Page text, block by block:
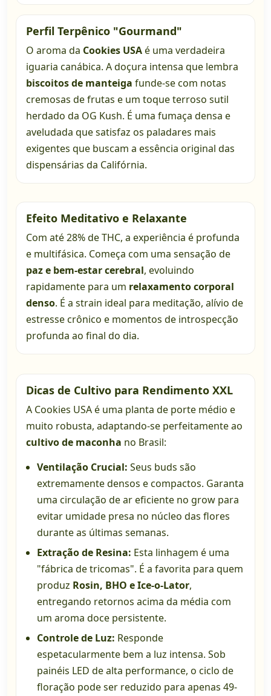
Perfil Terpênico "Gourmand"
O aroma da Cookies USAé uma verdadeira
iguaria canábica. A doçura intensa que lembra
biscoitos de manteiga funde-se com notas
cremosas de frutas e um toque terroso sutil
herdado da OG Kush. É uma fumaça densa e
aveludada que satisfaz os paladares mais
exigentes que buscam a essência original das
dispensárias da Califórnia.
Efeito Meditativo e Relaxante
Com até 28% de THC, a experiência é profunda
e multifásica. Começa com uma sensação de
paz e bem-estar cerebral, evoluindo
rapidamente para um relaxamento corporal
denso. É a strain ideal para meditação, alívio de
estresse crônico e momentos de introspecção
profunda ao final do dia.
Dicas de Cultivo para Rendimento XXL
A Cookies USA é uma planta de porte médio e
muito robusta, adaptando-se perfeitamente ao
cultivo de maconha no Brasil:
Ventilação Crucial: Seus buds são
extremamente densos e compactos. Garanta
uma circulação de ar eficiente no grow para
evitar umidade presa no núcleo das flores
durante as últimas semanas.
Extração de Resina: Esta linhagem é uma
"fábrica de tricomas". É a favorita para quem
produz Rosin, BHO e Ice-o-Lator,
entregando retornos acima da média com
um aroma doce persistente.
Controle de Luz: Responde
espetacularmente bem a luz intensa. Sob
painéis LED de alta performance, o ciclo de
floração pode ser reduzido para apenas 49-